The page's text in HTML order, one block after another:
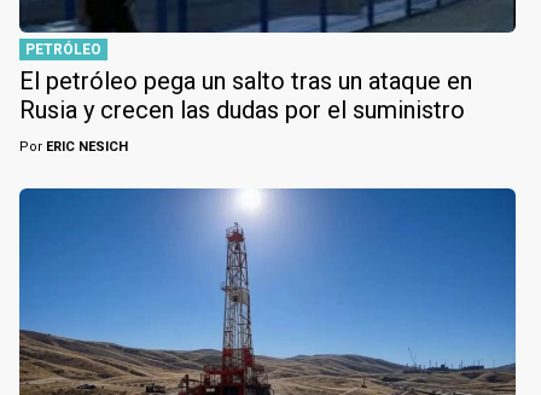
PETRÓLEO
El petróleo pega un salto tras un ataque en
Rusia y crecen las dudas por el suministro
Por ERIC NESICH